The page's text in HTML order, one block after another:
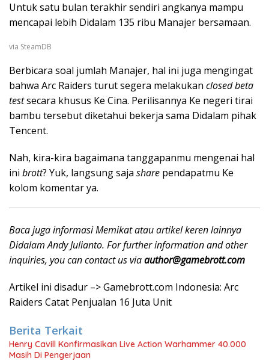
Untuk satu bulan terakhir sendiri angkanya mampu
mencapai lebih Didalam 135 ribu Manajer bersamaan.
via SteamDB
Berbicara soal jumlah Manajer, hal ini juga mengingat
bahwa Arc Raiders turut segera melakukan closed beta
testsecara khusus Ke Cina. Perilisannya Ke negeri tirai
bambu tersebut diketahui bekerja sama Didalam pihak
Tencent.
Nah, kira-kira bagaimana tanggapanmu mengenai hal
ini brott? Yuk, langsung saja share pendapatmu Ke
kolom komentar ya.
Baca juga informasi Memikat atau artikel keren lainnya
Didalam Andy Julianto. For further information and other
inquiries, you can contact us viaauthor@gamebrott.com
Artikel ini disadur –> Gamebrott.com Indonesia: Arc
Raiders Catat Penjualan 16 Juta Unit
Berita Terkait
Henry Cavill Konfirmasikan Live Action Warhammer 40.000
Masih Di Pengerjaan